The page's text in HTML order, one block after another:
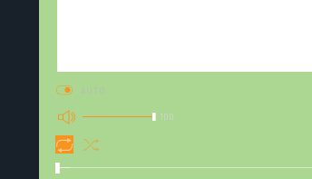
100
AUTO